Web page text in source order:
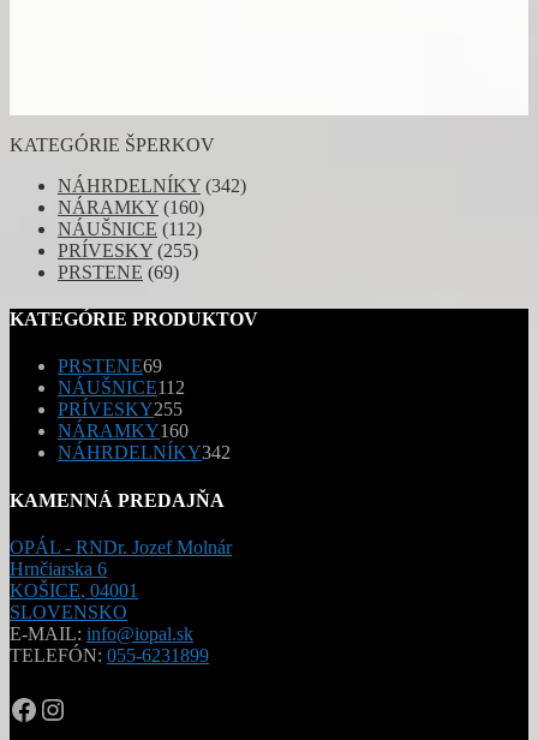
KATEGÓRIE ŠPERKOV
NÁHRDELNÍKY (342)
NÁRAMKY (160)
NÁUŠNICE (112)
PRÍVESKY (255)
PRSTENE (69)
KATEGÓRIE PRODUKTOV
PRSTENE6969
produktov
NÁUŠNICE112
PRÍVESKY255255
produktov
NÁRAMKY160160
produktov
NÁHRDELNÍKY342
KAMENNÁ PREDAJŇA
OPÁL - RNDr. Jozef Molnár
Hrnčiarska 6
KOŠICE, 04001
SLOVENSKO
E-MAIL: info@iopal.sk
TELEFÓN: 055-6231899
OPAL.drahokamy
opal.drahokamy